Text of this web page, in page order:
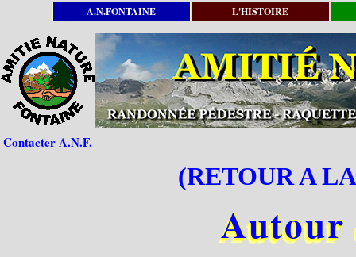
A.N.FONTAINE L'HISTOIRE
Contacter A.N.F.
(RETOUR A
Autour